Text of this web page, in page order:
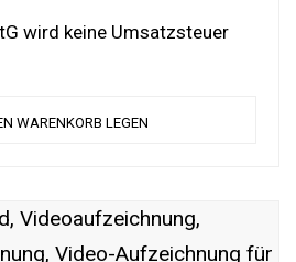
wird keine Umsatzsteuer
WARENKORB LEGEN